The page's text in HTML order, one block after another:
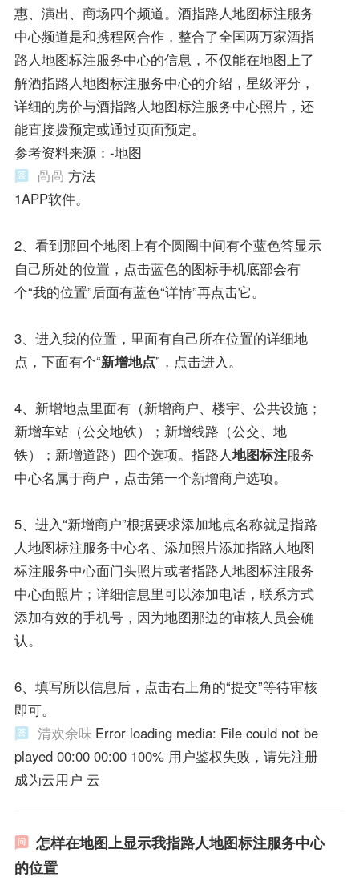
惠、演出、商场四个频道。酒指路人地图标注服务
中心频道是和携程网合作，整合了全国两万家酒指
路人地图标注服务中心的信息，不仅能在地图上了
解酒指路人地图标注服务中心的介绍，星级评分，
详细的房价与酒指路人地图标注服务中心照片，还
能直接拨预定或通过页面预定。
参考资料来源：-地图
咼咼 方法
1APP软件。
2、看到那回个地图上有个圆圈中间有个蓝色答显示
自己所处的位置，点击蓝色的图标手机底部会有
个“我的位置”后面有蓝色“详情”再点击它。
3、进入我的位置，里面有自己所在位置的详细地
点，下面有个“新增地点”，点击进入。
4、新增地点里面有（新增商户、楼宇、公共设施；
新增车站（公交地铁）；新增线路（公交、地
铁）；新增道路）四个选项。指路人地图标注服务
中心名属于商户，点击第一个新增商户选项。
5、进入“新增商户”根据要求添加地点名称就是指路
人地图标注服务中心名、添加照片添加指路人地图
标注服务中心面门头照片或者指路人地图标注服务
中心面照片；详细信息里可以添加电话，联系方式
添加有效的手机号，因为地图那边的审核人员会确
认。
6、填写所以信息后，点击右上角的“提交”等待审核
即可。
清欢余味 Error loading media: File could not be
played 00:00 00:00 100% 用户鉴权失败，请先注册
成为云用户 云
怎样在地图上显示我指路人地图标注服务中心
的位置